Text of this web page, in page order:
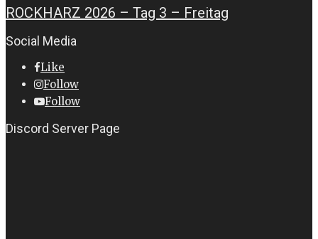
ROCKHARZ 2026 – Tag 3 – Freitag
Social Media
Like
Follow
Follow
Discord Server Page